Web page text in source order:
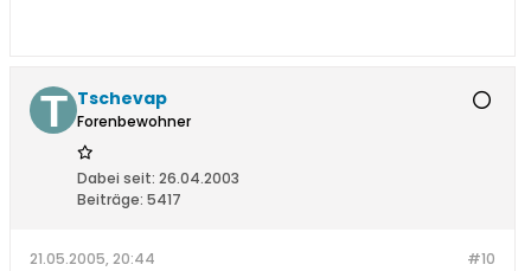
Tschevap
Forenbewohner
Dabei seit: 26.04.2003
Beiträge: 5417
#10
21.05.2005, 20:44